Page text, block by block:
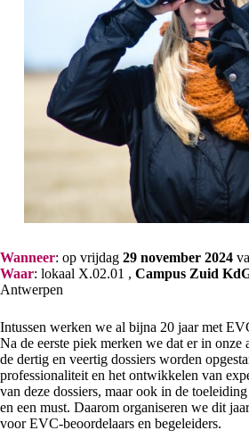
Wanneer: op vrijdag 29 november 2024
Waar: lokaal X.02.01 , Campus Zuid
Antwerpen
Intussen werken we al bijna 20 jaar met
Na de eerste piek merken we dat er in onze
de dertig en veertig dossiers worden
professionaliteit en het ontwikkelen van
van deze dossiers, maar ook in de
en een must. Daarom organiseren we dit
voor EVC-beoordelaars en begeleiders.